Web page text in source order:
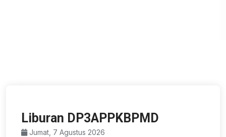
Liburan DP3APPKBPMD
Jumat, 7 Agustus 2026